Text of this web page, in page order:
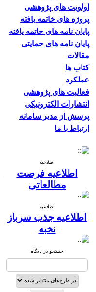
اولویت های پژوهشی
پروژه های خاتمه یافته
پایان نامه های خاتمه یافته
پایان نامه های حمایتی
مقالات
کتاب ها
عملکرد
فعالیت های پژوهشی
انتشارات الکترونیکی
پرسش از مدیر سامانه
ارتباط با ما
اطلاعیه
اطلاعیه فرصت
مطالعاتی
اطلاعیه
اطلاعیه جذب سرباز
نخبه
جستجو در پایگاه